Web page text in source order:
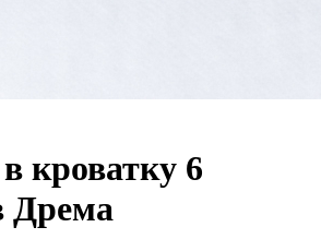
кроватку 6
Дрема